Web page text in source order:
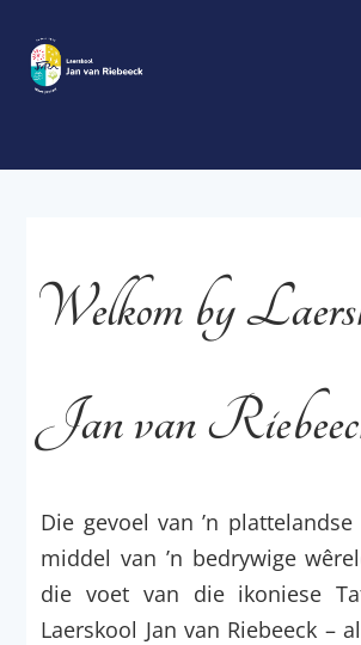
Welkom by
Jan van
Die gevoel van ’n
middel van ’n bedrywige
die voet van die ikoniese
Laerskool Jan van Riebeeck –